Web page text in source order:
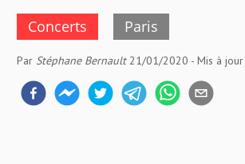
Concerts Paris
Par Stéphane Bernault 21/01/2020 - Mis à jour